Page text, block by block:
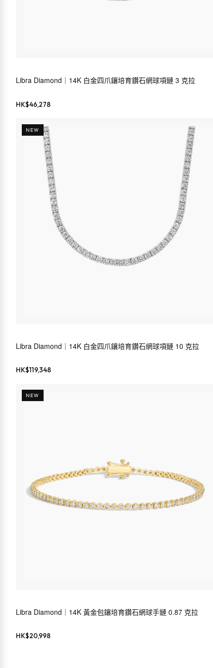
Libra Diamond｜14K 白金四爪鑲培育鑽石網球項鏈 3 克拉
HK$46,278
NEW
Libra Diamond｜14K 白金四爪鑲培育鑽石網球項鏈 10 克拉
HK$119,348
NEW
Libra Diamond｜14K 黃金包鑲培育鑽石網球手鏈 0.87 克拉
HK$20,998